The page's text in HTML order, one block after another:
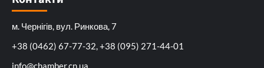
м. Чернігів, вул. Ринкова, 7
+38 (0462) 67-77-32, +38 (095) 271-44-01
info@chamber.cn.ua